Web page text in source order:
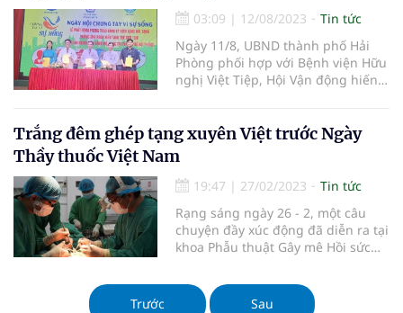
03:09 | 12/08/2023
Tin tức
Ngày 11/8, UBND thành phố Hải
Phòng phối hợp với Bệnh viện Hữu
nghị Việt Tiệp, Hội Vận động hiến
tổ chức Ngày hội chung tay vì sự
sống; phát động phong trào đăng
ký hiến tặng mô, tạng hưởng ứng
Ngày hiến tạng thế giới (13/8) và
tri ân người hiến tặng mô, tạng.
Trắng đêm ghép tạng xuyên Việt trước Ngày
Thầy thuốc Việt Nam
19:47 | 27/02/2023
Tin tức
Rạng sáng ngày 26 - 2, một câu
chuyện đầy xúc động đã diễn ra tại
khoa Phẫu thuật Gây mê Hồi sức
ngũ y bác sĩ BV Chợ Rẫy (TP. Hồ Chí
Minh) và BV Việt Đức (Hà Nội).
Trước Sau